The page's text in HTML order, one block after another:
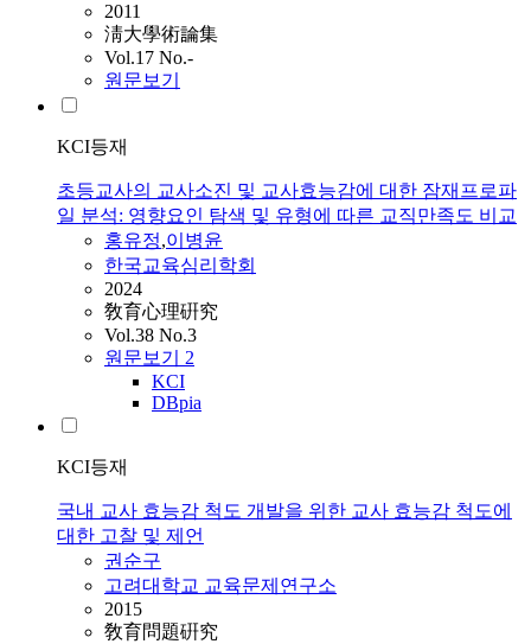
2011
淸大學術論集
Vol.17 No.-
원문보기
KCI등재
초등교사의 교사소진 및 교사효능감에 대한 잠재프로파
일 분석: 영향요인 탐색 및 유형에 따른 교직만족도 비교
홍유정,이병윤
한국교육심리학회
2024
敎育心理硏究
Vol.38 No.3
원문보기 2
KCI
DBpia
KCI등재
국내 교사 효능감 척도 개발을 위한 교사 효능감 척도에
대한 고찰 및 제언
권순구
고려대학교 교육문제연구소
2015
敎育問題硏究